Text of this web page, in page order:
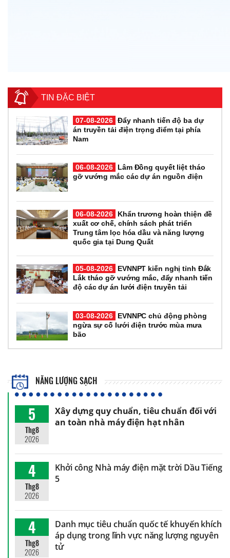
TIN ĐẶC BIỆT
07-08-2026 Đẩy nhanh tiến độ ba dự
án truyền tải điện trọng điểm tại phía
Nam
06-08-2026
Lâm Đồng quyết liệt tháo
gỡ vướng mắc các dự án nguồn điện
06-08-2026
Khẩn trương hoàn thiện đề
xuất cơ chế, chính sách phát triển
Trung tâm lọc hóa dầu và năng lượng
quốc gia tại Dung Quất
05-08-2026
EVNNPT kiến nghị tỉnh Đắk
Lắk tháo gỡ vướng mắc, đẩy nhanh tiến
độ các dự án lưới điện truyền tải
03-08-2026
EVNNPC chủ động phòng
ngừa sự cố lưới điện trước mùa mưa
bão
NĂNG LƯỢNG SẠCH
5
Thg8
2026
Xây dựng quy chuẩn, tiêu chuẩn đối với
an toàn nhà máy điện hạt nhân
4
Thg8
2026
Khởi công Nhà máy điện mặt trời Dầu Tiếng
5
4
Thg8
2026
Danh mục tiêu chuẩn quốc tế khuyến khích
áp dụng trong lĩnh vực năng lượng nguyên
tử